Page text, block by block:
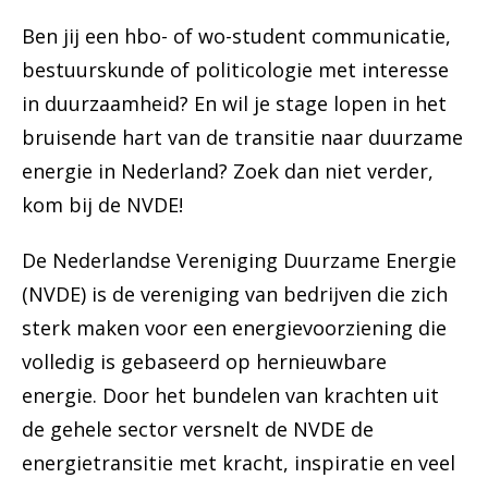
Ben jij een hbo- of wo-student communicatie,
bestuurskunde of politicologie met interesse
in duurzaamheid? En wil je stage lopen in het
bruisende hart van de transitie naar duurzame
energie in Nederland? Zoek dan niet verder,
kom bij de NVDE!
De Nederlandse Vereniging Duurzame Energie
(NVDE) is de vereniging van bedrijven die zich
sterk maken voor een energievoorziening die
volledig is gebaseerd op hernieuwbare
energie. Door het bundelen van krachten uit
de gehele sector versnelt de NVDE de
energietransitie met kracht, inspiratie en veel